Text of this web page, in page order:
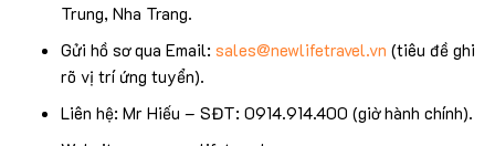
Trung, Nha Trang.
Gửi hồ sơ qua Email: sales@newlifetravel.vn (tiêu đề ghi
rõ vị trí ứng tuyển).
Liên hệ: Mr Hiếu – SĐT: 0914.914.400 (giờ hành chính).